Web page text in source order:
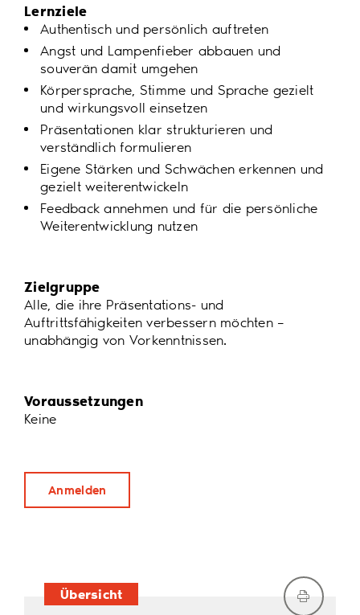
Lernziele
Authentisch und persönlich auftreten
Angst und Lampenfieber abbauen und
souverän damit umgehen
Körpersprache, Stimme und Sprache gezielt
und wirkungsvoll einsetzen
Präsentationen klar strukturieren und
verständlich formulieren
Eigene Stärken und Schwächen erkennen und
gezielt weiterentwickeln
Feedback annehmen und für die persönliche
Weiterentwicklung nutzen
Zielgruppe
Alle, die ihre Präsentations- und
Auftrittsfähigkeiten verbessern möchten –
unabhängig von Vorkenntnissen.
Voraussetzungen
Keine
Anmelden
Übersicht